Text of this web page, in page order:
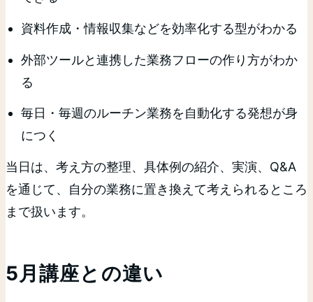
資料作成・情報収集などを効率化する型がわかる
外部ツールと連携した業務フローの作り方がわか
る
毎日・毎週のルーチン業務を自動化する発想が身
につく
当日は、考え方の整理、具体例の紹介、実演、Q&A
を通じて、自分の業務に置き換えて考えられるところ
まで扱います。
5月講座との違い